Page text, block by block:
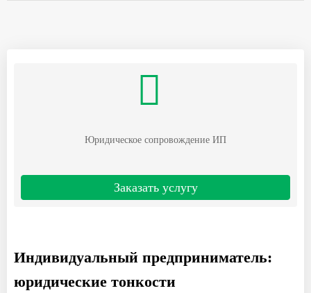
Юридическое сопровождение ИП
Заказать услугу
Индивидуальный предприниматель:
юридические тонкости